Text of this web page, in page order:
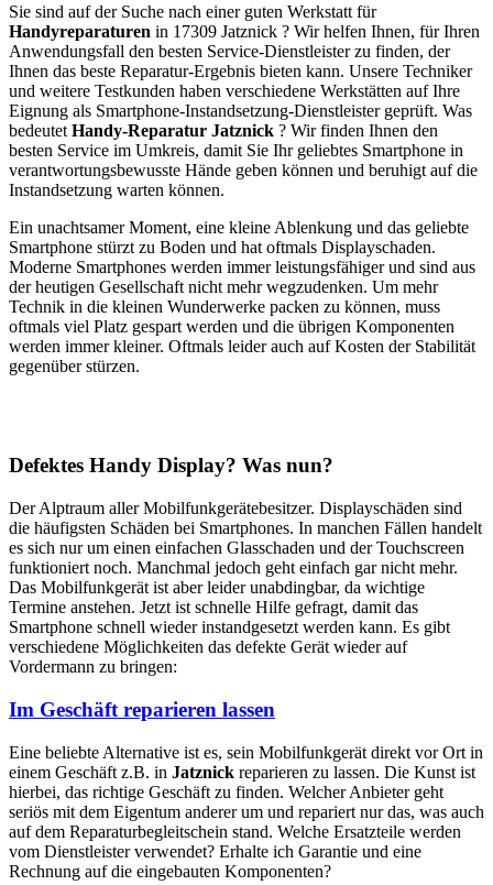
Sie sind auf der Suche nach einer guten Werkstatt für
Handyreparaturen in 17309 Jatznick ? Wir helfen Ihnen, für Ihren
Anwendungsfall den besten Service-Dienstleister zu finden, der
Ihnen das beste Reparatur-Ergebnis bieten kann. Unsere Techniker
und weitere Testkunden haben verschiedene Werkstätten auf Ihre
Eignung als Smartphone-Instandsetzung-Dienstleister geprüft. Was
bedeutet Handy-Reparatur Jatznick ? Wir finden Ihnen den
besten Service im Umkreis, damit Sie Ihr geliebtes Smartphone in
verantwortungsbewusste Hände geben können und beruhigt auf die
Instandsetzung warten können.
Ein unachtsamer Moment, eine kleine Ablenkung und das geliebte
Smartphone stürzt zu Boden und hat oftmals Displayschaden.
Moderne Smartphones werden immer leistungsfähiger und sind aus
der heutigen Gesellschaft nicht mehr wegzudenken. Um mehr
Technik in die kleinen Wunderwerke packen zu können, muss
oftmals viel Platz gespart werden und die übrigen Komponenten
werden immer kleiner. Oftmals leider auch auf Kosten der Stabilität
gegenüber stürzen.
Defektes Handy Display? Was nun?
Der Alptraum aller Mobilfunkgerätebesitzer. Displayschäden sind
die häufigsten Schäden bei Smartphones. In manchen Fällen handelt
es sich nur um einen einfachen Glasschaden und der Touchscreen
funktioniert noch. Manchmal jedoch geht einfach gar nicht mehr.
Das Mobilfunkgerät ist aber leider unabdingbar, da wichtige
Termine anstehen. Jetzt ist schnelle Hilfe gefragt, damit das
Smartphone schnell wieder instandgesetzt werden kann. Es gibt
verschiedene Möglichkeiten das defekte Gerät wieder auf
Vordermann zu bringen:
Im Geschäft reparieren lassen
Eine beliebte Alternative ist es, sein Mobilfunkgerät direkt vor Ort in
einem Geschäft z.B. in Jatznick reparieren zu lassen. Die Kunst ist
hierbei, das richtige Geschäft zu finden. Welcher Anbieter geht
seriös mit dem Eigentum anderer um und repariert nur das, was auch
auf dem Reparaturbegleitschein stand. Welche Ersatzteile werden
vom Dienstleister verwendet? Erhalte ich Garantie und eine
Rechnung auf die eingebauten Komponenten?